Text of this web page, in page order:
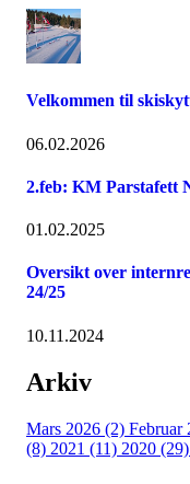
Velkommen til
06.02.2026
2.feb: KM Parstafett
01.02.2025
Oversikt over
24/25
10.11.2024
Arkiv
Mars 2026 (2) Februar
(8) 2021 (11) 2020 (29)